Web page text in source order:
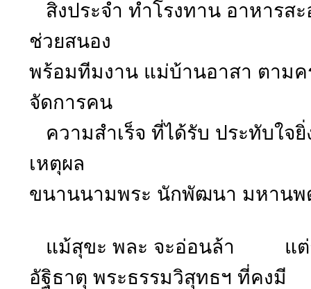
สิ่งประจำ ทำโรงทาน อาหารส
ช่วยสนอง
พร้อมทีมงาน แม่บ้านอาสา ตาม
จัดการคน
ความสำเร็จ ที่ได้รับ ประทับใ
เหตุผล
ขนานนามพระ นักพัฒนา มหา
แม้สุขะ พละ จะอ่อนล้า แต่ก
อัฐิธาตุ พระธรรมวิสุทธฯ ที่คง